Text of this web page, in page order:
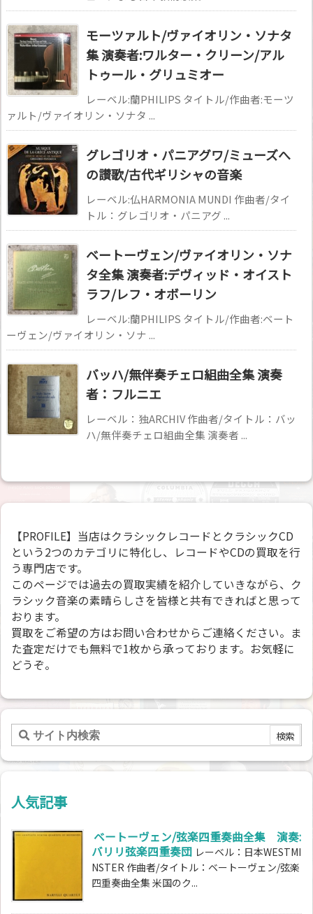
モーツァルト/ヴァイオリン・ソナタ
集 演奏者:ワルター・クリーン/アル
トゥール・グリュミオー
レーベル:蘭PHILIPS タイトル/作曲者:モーツ
ァルト/ヴァイオリン・ソナタ ...
グレゴリオ・パニアグワ/ミューズへ
の讃歌/古代ギリシャの音楽
レーベル:仏HARMONIA MUNDI 作曲者/タイ
トル：グレゴリオ・パニアグ ...
ベートーヴェン/ヴァイオリン・ソナ
タ全集 演奏者:デヴィッド・オイスト
ラフ/レフ・オボーリン
レーベル:蘭PHILIPS タイトル/作曲者:ベート
ーヴェン/ヴァイオリン・ソナ ...
バッハ/無伴奏チェロ組曲全集 演奏
者：フルニエ
レーベル：独ARCHIV 作曲者/タイトル：バッ
ハ/無伴奏チェロ組曲全集 演奏者 ...
【PROFILE】当店はクラシックレコードとクラシックCD
という2つのカテゴリに特化し、レコードやCDの買取を行
う専門店です。
このページでは過去の買取実績を紹介していきながら、ク
ラシック音楽の素晴らしさを皆様と共有できればと思って
おります。
買取をご希望の方はお問い合わせからご連絡ください。ま
た査定だけでも無料で1枚から承っております。お気軽に
どうぞ。
人気記事
ベートーヴェン/弦楽四重奏曲全集 演奏:
バリリ弦楽四重奏団 レーベル：日本WESTMI
NSTER 作曲者/タイトル：ベートーヴェン/弦楽
四重奏曲全集 米国のク...